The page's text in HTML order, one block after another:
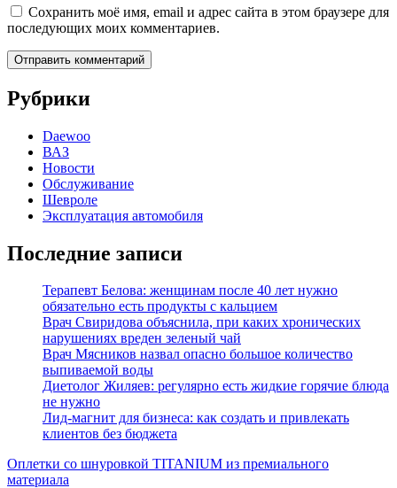
Сохранить моё имя, email и адрес сайта в этом браузере для
последующих моих комментариев.
Рубрики
Daewoo
ВАЗ
Новости
Обслуживание
Шевроле
Эксплуатация автомобиля
Последние записи
Терапевт Белова: женщинам после 40 лет нужно
обязательно есть продукты с кальцием
Врач Свиридова объяснила, при каких хронических
нарушениях вреден зеленый чай
Врач Мясников назвал опасно большое количество
выпиваемой воды
Диетолог Жиляев: регулярно есть жидкие горячие блюда
не нужно
Лид-магнит для бизнеса: как создать и привлекать
клиентов без бюджета
Оплетки со шнуровкой TITANIUM из премиального
материала